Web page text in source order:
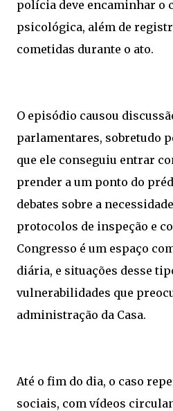
polícia deve encaminhar o
psicológica, além de
cometidas durante o ato.
O episódio causou
parlamentares, sobretudo
que ele conseguiu entrar
prender a um ponto do
debates sobre a
protocolos de inspeção e
Congresso é um espaço
diária, e situações desse
vulnerabilidades que
administração da Casa.
Até o fim do dia, o caso
sociais, com vídeos